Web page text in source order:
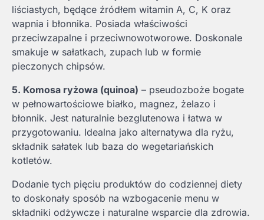
liściastych, będące źródłem witamin A, C, K oraz
wapnia i błonnika. Posiada właściwości
przeciwzapalne i przeciwnowotworowe. Doskonale
smakuje w sałatkach, zupach lub w formie
pieczonych chipsów.
5. Komosa ryżowa (quinoa) – pseudozboże bogate
w pełnowartościowe białko, magnez, żelazo i
błonnik. Jest naturalnie bezglutenowa i łatwa w
przygotowaniu. Idealna jako alternatywa dla ryżu,
składnik sałatek lub baza do wegetariańskich
kotletów.
Dodanie tych pięciu produktów do codziennej diety
to doskonały sposób na wzbogacenie menu w
składniki odżywcze i naturalne wsparcie dla zdrowia.